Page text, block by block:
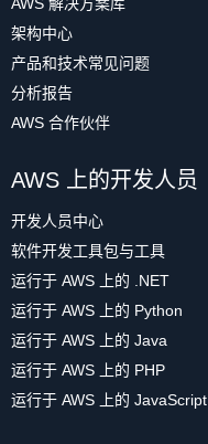
架构中心
产品和技术常见问题
分析报告
AWS 合作伙伴
AWS 上的开发人员
开发人员中心
软件开发工具包与工具
运行于 AWS 上的 .NET
运行于 AWS 上的 Python
运行于 AWS 上的 Java
运行于 AWS 上的 PHP
运行于 AWS 上的 JavaScript